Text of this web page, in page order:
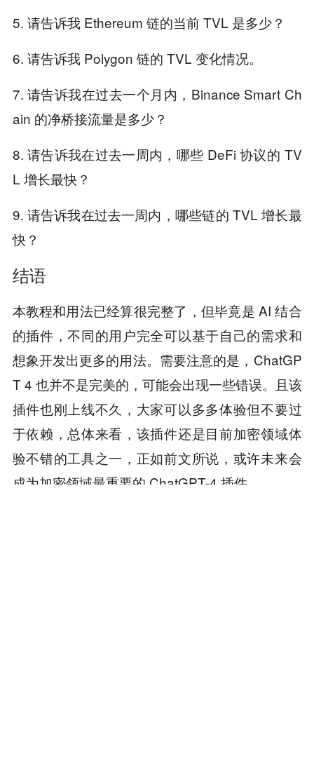
5. 请告诉我 Ethereum 链的当前 TVL 是多少？
6. 请告诉我 Polygon 链的 TVL 变化情况。
7. 请告诉我在过去一个月内，Binance Smart Ch
ain 的净桥接流量是多少？
8. 请告诉我在过去一周内，哪些 DeFi 协议的 TV
L 增长最快？
9. 请告诉我在过去一周内，哪些链的 TVL 增长最
快？
结语
本教程和用法已经算很完整了，但毕竟是 AI 结合
的插件，不同的用户完全可以基于自己的需求和
想象开发出更多的用法。需要注意的是，ChatGP
T 4 也并不是完美的，可能会出现一些错误。且该
插件也刚上线不久，大家可以多多体验但不要过
于依赖，总体来看，该插件还是目前加密领域体
验不错的工具之一，正如前文所说，或许未来会
成为加密领域最重要的 ChatGPT-4 插件。